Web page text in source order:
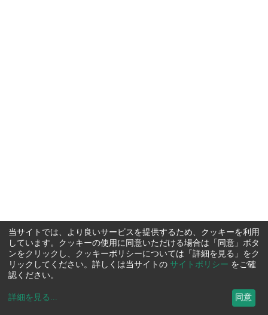
当サイトでは、より良いサービスを提供するため、クッキーを利用
しています。クッキーの使用に同意いただける場合は「同意」ボタ
ンをクリックし、クッキーポリシーについては「詳細を見る」をク
リックしてください。詳しくは当サイトの サイトポリシー をご確
認ください。
詳細を見る ... 同意